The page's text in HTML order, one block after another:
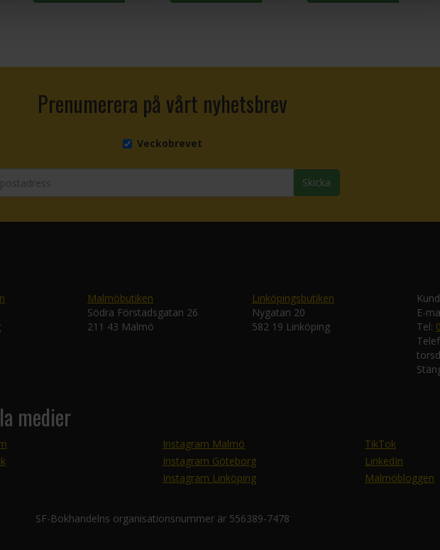
Prenumerera på vårt nyhetsbrev
Veckobrevet
Skicka
Malmöbutiken
Södra Förstadsgatan 26
211 43 Malmö
Linköpingsbutiken
Nygatan 20
582 19 Linköping
E-
Tel:
medier
Instagram Malmö
Instagram Göteborg
Instagram Linköping
TikTok
LinkedIn
Malmöbloggen
SF-Bokhandelns organisationsnummer är 556389-7478